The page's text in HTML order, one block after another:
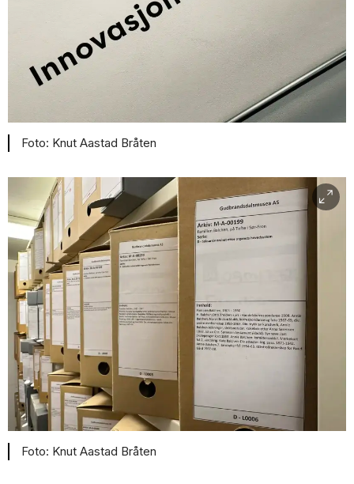
Knut Aastad Bråten
Knut Aastad Bråten